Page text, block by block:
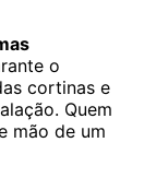
o
cortinas e
Quem
mão de um